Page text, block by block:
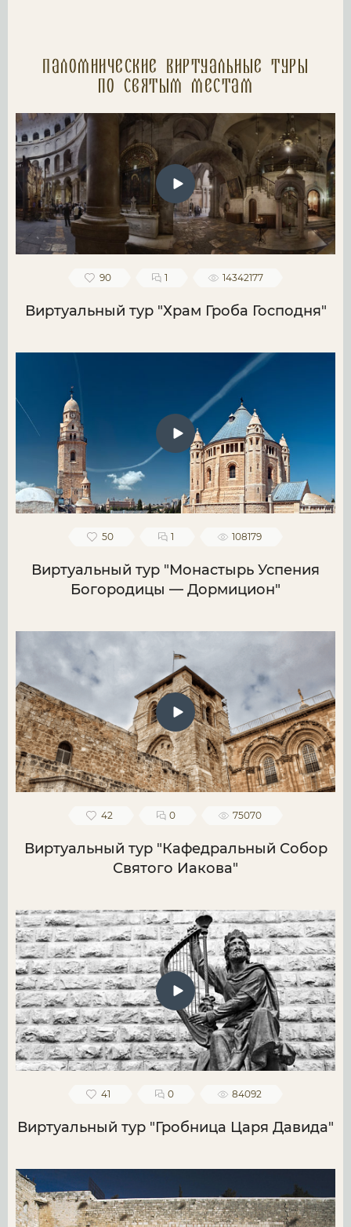
Паломнические Виртуальные туры
по святым местам
90 1 14342177
Виртуальный тур "Храм Гроба Господня"
50 1 108179
Виртуальный тур "Монастырь Успения
Богородицы — Дормицион"
42 0 75070
Виртуальный тур "Кафедральный Собор
Святого Иакова"
41 0 84092
Виртуальный тур "Гробница Царя Давида"